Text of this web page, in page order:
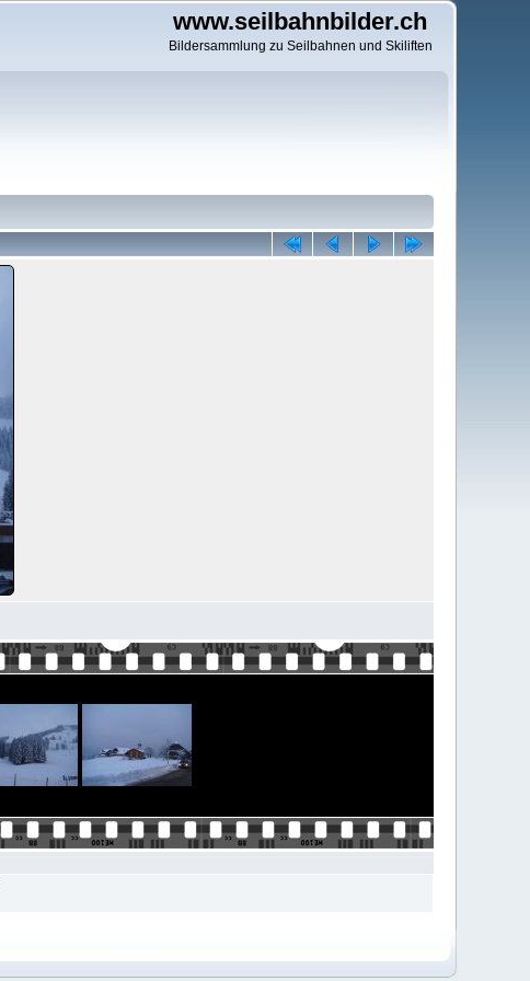
www.seilbahnbilder.ch
Bildersammlung zu Seilbahnen und Skiliften